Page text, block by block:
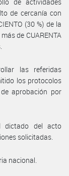
de cercanía con
(30 %) de la
de CUARENTA
las referidas
los protocolos
aprobación por
dictado del acto
solicitadas.
nacional.